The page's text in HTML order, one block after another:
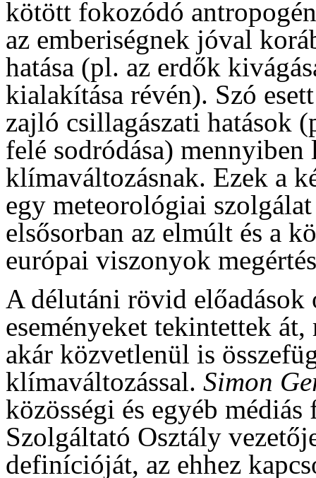
kötött fokozódó
az emberiségnek jóval
hatása (pl. az erdők
kialakítása révén). Szó
zajló csillagászati hatások
felé sodródása)
klímaváltozásnak. Ezek a
egy meteorológiai
elsősorban az elmúlt és a
európai viszonyok
A délutáni rövid
eseményeket tekintettek
akár közvetlenül is
klímaváltozással. Simon
közösségi és egyéb
Szolgáltató Osztály
definícióját, az ehhez